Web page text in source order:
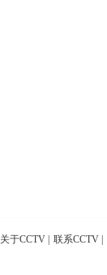
关于CCTV 联系CCTV